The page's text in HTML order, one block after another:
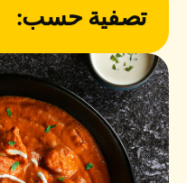
تصفية حسب: